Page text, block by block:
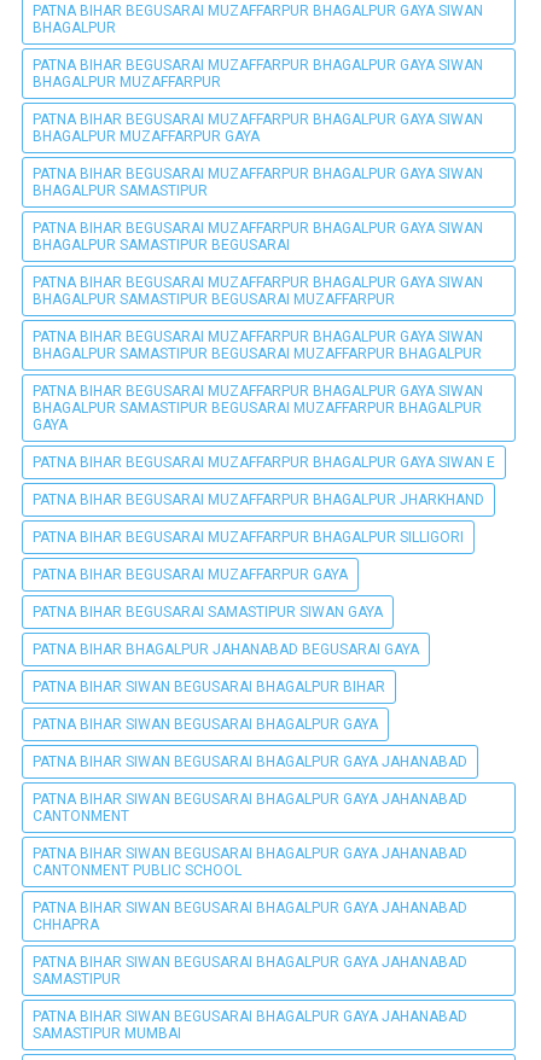
PATNA BIHAR BEGUSARAI MUZAFFARPUR BHAGALPUR GAYA SIWAN
BHAGALPUR
PATNA BIHAR BEGUSARAI MUZAFFARPUR BHAGALPUR GAYA SIWAN
BHAGALPUR MUZAFFARPUR
PATNA BIHAR BEGUSARAI MUZAFFARPUR BHAGALPUR GAYA SIWAN
BHAGALPUR MUZAFFARPUR GAYA
PATNA BIHAR BEGUSARAI MUZAFFARPUR BHAGALPUR GAYA SIWAN
BHAGALPUR SAMASTIPUR
PATNA BIHAR BEGUSARAI MUZAFFARPUR BHAGALPUR GAYA SIWAN
BHAGALPUR SAMASTIPUR BEGUSARAI
PATNA BIHAR BEGUSARAI MUZAFFARPUR BHAGALPUR GAYA SIWAN
BHAGALPUR SAMASTIPUR BEGUSARAI MUZAFFARPUR
PATNA BIHAR BEGUSARAI MUZAFFARPUR BHAGALPUR GAYA SIWAN
BHAGALPUR SAMASTIPUR BEGUSARAI MUZAFFARPUR BHAGALPUR
PATNA BIHAR BEGUSARAI MUZAFFARPUR BHAGALPUR GAYA SIWAN
BHAGALPUR SAMASTIPUR BEGUSARAI MUZAFFARPUR BHAGALPUR
GAYA
PATNA BIHAR BEGUSARAI MUZAFFARPUR BHAGALPUR GAYA SIWAN E
PATNA BIHAR BEGUSARAI MUZAFFARPUR BHAGALPUR JHARKHAND
PATNA BIHAR BEGUSARAI MUZAFFARPUR BHAGALPUR SILLIGORI
PATNA BIHAR BEGUSARAI MUZAFFARPUR GAYA
PATNA BIHAR BEGUSARAI SAMASTIPUR SIWAN GAYA
PATNA BIHAR BHAGALPUR JAHANABAD BEGUSARAI GAYA
PATNA BIHAR SIWAN BEGUSARAI BHAGALPUR BIHAR
PATNA BIHAR SIWAN BEGUSARAI BHAGALPUR GAYA
PATNA BIHAR SIWAN BEGUSARAI BHAGALPUR GAYA JAHANABAD
PATNA BIHAR SIWAN BEGUSARAI BHAGALPUR GAYA JAHANABAD
CANTONMENT
PATNA BIHAR SIWAN BEGUSARAI BHAGALPUR GAYA JAHANABAD
CANTONMENT PUBLIC SCHOOL
PATNA BIHAR SIWAN BEGUSARAI BHAGALPUR GAYA JAHANABAD
CHHAPRA
PATNA BIHAR SIWAN BEGUSARAI BHAGALPUR GAYA JAHANABAD
SAMASTIPUR
PATNA BIHAR SIWAN BEGUSARAI BHAGALPUR GAYA JAHANABAD
SAMASTIPUR MUMBAI